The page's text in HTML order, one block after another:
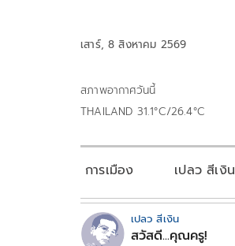
เสาร์, 8 สิงหาคม 2569
สภาพอากาศวันนี้
THAILAND 31.1°C/26.4°C
การเมือง เปลว สีเงิน
เปลว สีเงิน
สวัสดี...คุณครู!